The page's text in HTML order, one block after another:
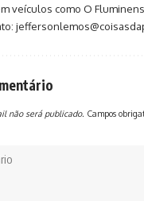
veículos como O
não será publicado. Campos